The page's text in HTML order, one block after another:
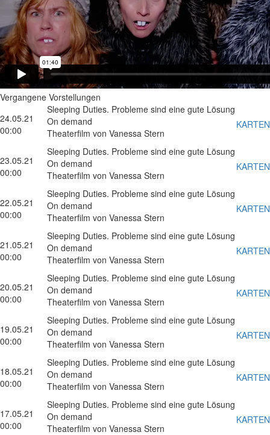
Vergangene Vorstellungen
24.05.21
00:00
Sleeping Duties. Probleme sind eine gute Lösung
On demand
Theaterfilm von Vanessa Stern
KARTEN
23.05.21
00:00
Sleeping Duties. Probleme sind eine gute Lösung
On demand
Theaterfilm von Vanessa Stern
KARTEN
22.05.21
00:00
Sleeping Duties. Probleme sind eine gute Lösung
On demand
Theaterfilm von Vanessa Stern
KARTEN
21.05.21
00:00
Sleeping Duties. Probleme sind eine gute Lösung
On demand
Theaterfilm von Vanessa Stern
KARTEN
20.05.21
00:00
Sleeping Duties. Probleme sind eine gute Lösung
On demand
Theaterfilm von Vanessa Stern
KARTEN
19.05.21
00:00
Sleeping Duties. Probleme sind eine gute Lösung
On demand
Theaterfilm von Vanessa Stern
KARTEN
18.05.21
00:00
Sleeping Duties. Probleme sind eine gute Lösung
On demand
Theaterfilm von Vanessa Stern
KARTEN
17.05.21
00:00
Sleeping Duties. Probleme sind eine gute Lösung
On demand
Theaterfilm von Vanessa Stern
KARTEN